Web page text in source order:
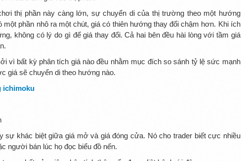
thị phần này càng lớn, sự chuyển di của thị trường theo một hướng
một phần nhô ra một chút, giá có thiên hướng thay đổi chậm hơn. Khi ích
không có lý do gì để giá thay đổi. Cả hai bên đều hài lòng với tầm giá
vì bất kỳ phân tích giá nào đều nhằm mục đích so sánh tỷ lệ sức mạnh
giá sẽ chuyển di theo hướng nào.
ichimoku
sự khác biệt giữa giá mở và giá đóng cửa. Nó cho trader biết cực nhiều
người bán lúc họ đọc biểu đồ nến.